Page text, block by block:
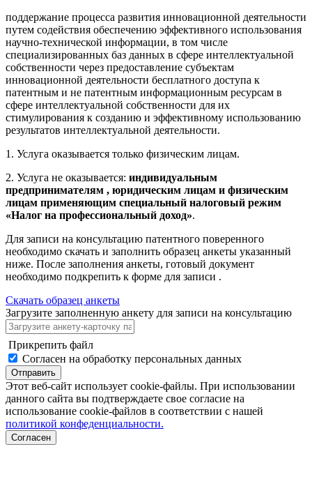
поддержание процесса развития инновационной деятельности
путем содействия обеспечению эффективного использования
научно-технической информации, в том числе
специализированных баз данных в сфере интеллектуальной
собственности через предоставление субъектам
инновационной деятельности бесплатного доступа к
патентным и не патентным информационным ресурсам в
сфере интеллектуальной собственности для их
стимулирования к созданию и эффективному использованию
результатов интеллектуальной деятельности.
1. Услуга оказывается только физическим лицам.
2. Услуга не оказывается: индивидуальным
предпринимателям , юридическим лицам и физическим
лицам применяющим специальный налоговый режим
«Налог на профессиональный доход».
Для записи на консультацию патентного поверенного
необходимо скачать и заполнить образец анкеты указанный
ниже. После заполнения анкеты, готовый документ
необходимо подкрепить к форме для записи .
Скачать образец анкеты
Загрузите заполненную анкету для записи на консультацию
Прикрепить файл
Согласен на обработку персональных данных
Отправить
Этот веб-сайт использует cookie-файлы. При использовании
данного сайта вы подтверждаете свое согласие на
использование cookie-файлов в соответствии с нашей
политикой конфеденциальности.
Согласен